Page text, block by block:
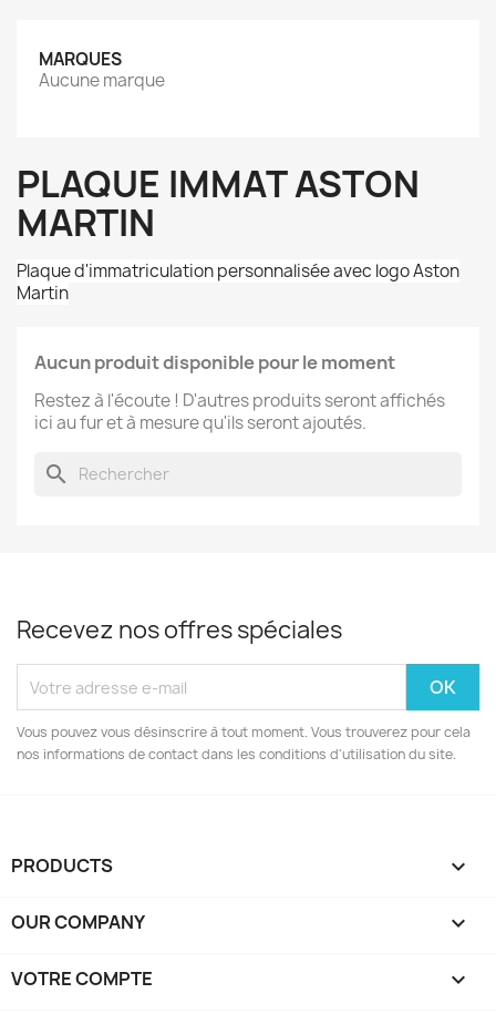
MARQUES
Aucune marque
PLAQUE IMMAT ASTON
MARTIN
Plaque d'immatriculation personnalisée avec logo Aston
Martin
Aucun produit disponible pour le moment
Restez à l'écoute ! D'autres produits seront affichés
ici au fur et à mesure qu'ils seront ajoutés.
search
Recevez nos offres spéciales
Vous pouvez vous désinscrire à tout moment. Vous trouverez pour cela
nos informations de contact dans les conditions d'utilisation du site.
PRODUCTS 
OUR COMPANY 
VOTRE COMPTE 